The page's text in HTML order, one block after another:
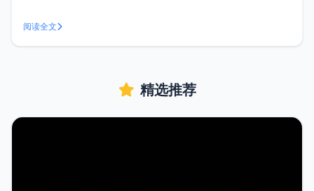
文章的时候需要切换到文本模式，然后在需要添加代码的地方
添加如下代码：<pre lang="
阅读全文
精选推荐